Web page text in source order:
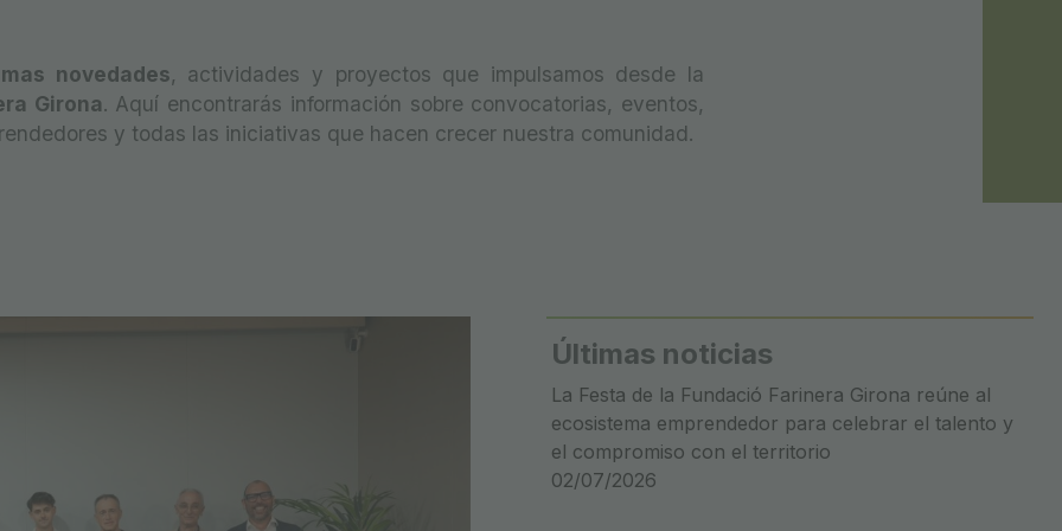
novedades, actividades y proyectos que impulsamos desde la
Girona. Aquí encontrarás información sobre convocatorias, eventos,
y todas las iniciativas que hacen crecer nuestra comunidad.
Últimas noticias
La Festa de la Fundació Farinera Girona reúne al
ecosistema emprendedor para celebrar el talento y
el compromiso con el territorio
02/07/2026